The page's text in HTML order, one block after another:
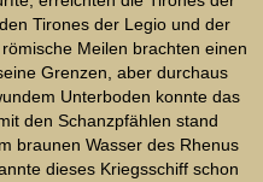
Tirones der Legio und der
Meilen brachten einen
Grenzen, aber durchaus
Unterboden konnte das
den Schanzpfählen stand
braunen Wasser des Rhenus
dieses Kriegsschiff schon